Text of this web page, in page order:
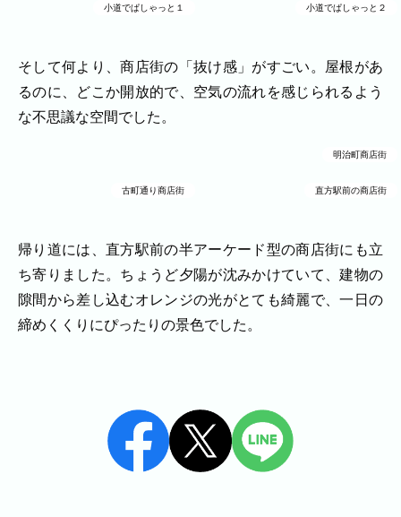
建築・不動産 プロフィール
家族
七五三 入学式・卒業式
成人式
カップル
プロフィール
料理
いただけます。
出張エリア
出張エリア
そのほかの対応エリアについては、出張エ
リア一覧よりご確認いただけます。
粕屋町 新宮町 古賀市
小道でぱしゃっと１ 小道でぱしゃっと２
そして何より、商店街の「抜け感」がすごい。屋根があ
るのに、どこか開放的で、空気の流れを感じられるよう
な不思議な空間でした。
明治町商店街
古町通り商店街 直方駅前の商店街
帰り道には、直方駅前の半アーケード型の商店街にも立
ち寄りました。ちょうど夕陽が沈みかけていて、建物の
隙間から差し込むオレンジの光がとても綺麗で、一日の
締めくくりにぴったりの景色でした。